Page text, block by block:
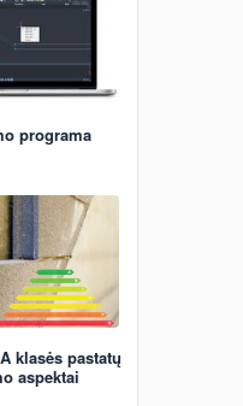
programa
klasės pastatų
aspektai